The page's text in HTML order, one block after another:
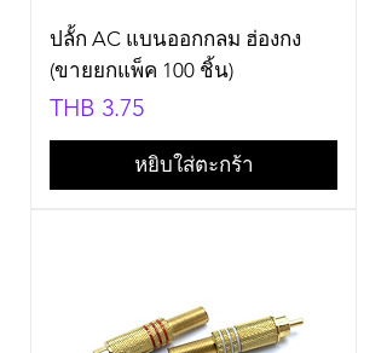
ปลั้ก AC แบนออกกลม ฮ่องกง
(ขายยกแพ็ค 100 ชิ้น)
Price
THB 3.75
หยิบใส่ตะกร้า